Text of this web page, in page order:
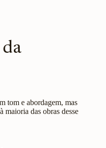
tom e abordagem, mas
maioria das obras desse